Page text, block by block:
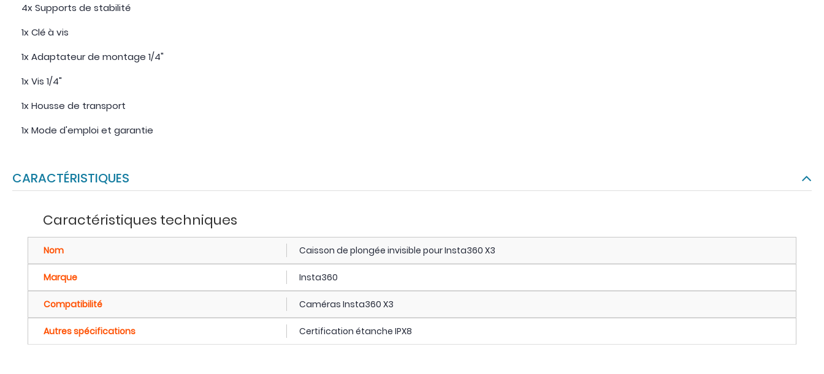
4x Supports de stabilité
1x Clé à vis
1x Adaptateur de montage 1/4"
1x Vis 1/4"
1x Housse de transport
1x Mode d'emploi et garantie
CARACTÉRISTIQUES
Caractéristiques techniques
Nom Caisson de plongée invisible pour Insta360 X3
Marque Insta360
Compatibilité Caméras Insta360 X3
Autres spécifications Certification étanche IPX8